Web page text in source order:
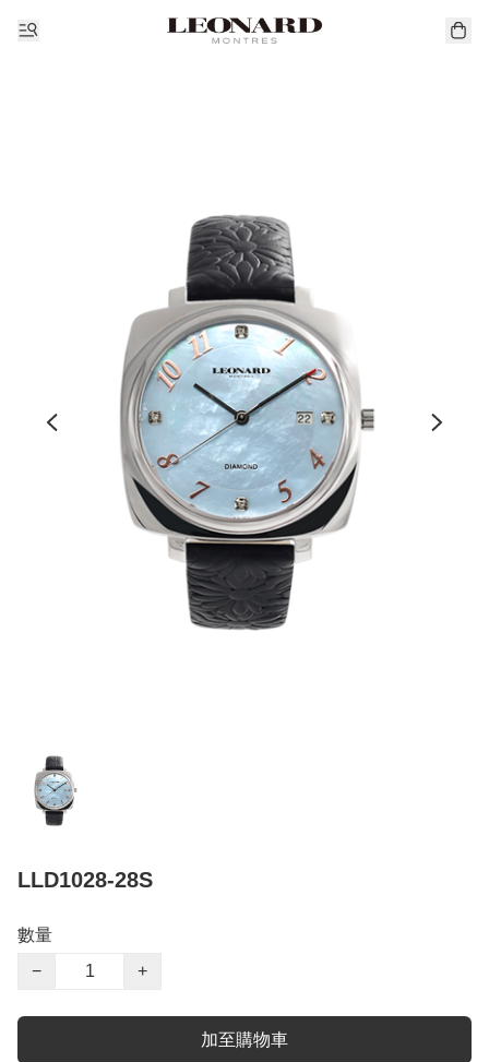
LLD1028-28S
數量
−
+
加至購物車